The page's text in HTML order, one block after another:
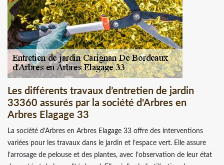
Les différents travaux d’entretien de jardin
33360 assurés par la société d'Arbres en
Arbres Elagage 33
La société d'Arbres en Arbres Elagage 33 offre des interventions
variées pour les travaux dans le jardin et l’espace vert. Elle assure
l’arrosage de pelouse et des plantes, avec l’observation de leur état